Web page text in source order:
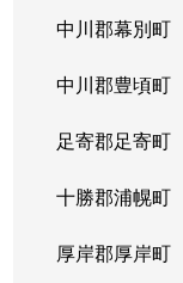
中川郡幕別町
中川郡豊頃町
足寄郡足寄町
十勝郡浦幌町
厚岸郡厚岸町